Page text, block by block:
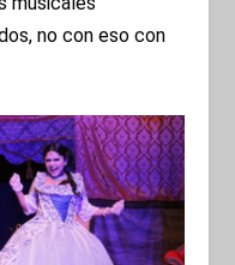
no con eso con